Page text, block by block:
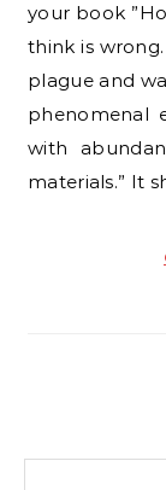
your book
think is
plague and
phenomenal
with
materials.” It